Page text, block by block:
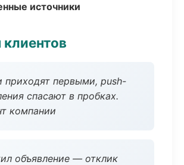
источники
приходят первыми, push-
спасают в пробках.
компании
объявление — отклик